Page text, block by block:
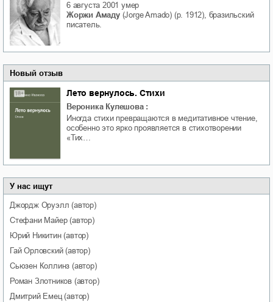
6 августа 2001 умер
Жоржи Амаду(Jorge Amado) (р. 1912), бразильский
писатель.
Новый отзыв
Лето вернулось. Стихи
Вероника Кулешова :
Иногда стихи превращаются в медитативное чтение,
особенно это ярко проявляется в стихотворении
«Тих…
У нас ищут
Джордж Оруэлл (автор)
Стефани Майер(автор)
Юрий Никитин(автор)
Гай Орловский(автор)
Сьюзен Коллинз (автор)
Роман Злотников (автор)
Дмитрий Емец(автор)